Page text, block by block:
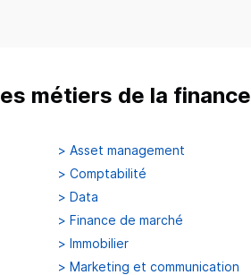
métiers de la finance
> Asset management
> Comptabilité
> Data
> Finance de marché
> Immobilier
> Marketing et communication